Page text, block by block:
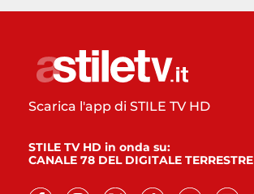
Scarica l'app di STILE TV HD
STILE TV HD in onda su:
CANALE 78 DEL DIGITALE TERRESTRE